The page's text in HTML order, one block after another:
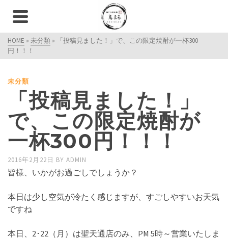
HOME » 未分類 »
「投稿見ました！」で、この限定焼酎が一杯300
円！！！
未分類
「投稿見ました！」
で、この限定焼酎が
一杯300円！！！
2016年2月22日 BY ADMIN
皆様、いかがお過ごしでしょうか？
本日は少し空気が冷たく感じますが、すごしやすいお天気
ですね
本日、2･22（月）は聖天通店のみ、PM 5時～営業いたしま